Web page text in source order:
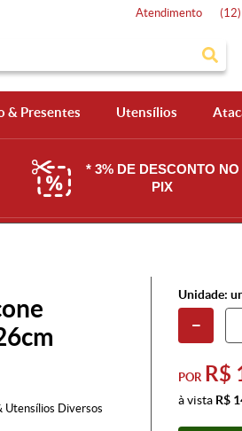
Atendimento (12)
& Presentes Utensílios
* 3% DE DESCONTO NO
PIX
Utensílios Diversos
Unidade:
POR R$
à vista R$